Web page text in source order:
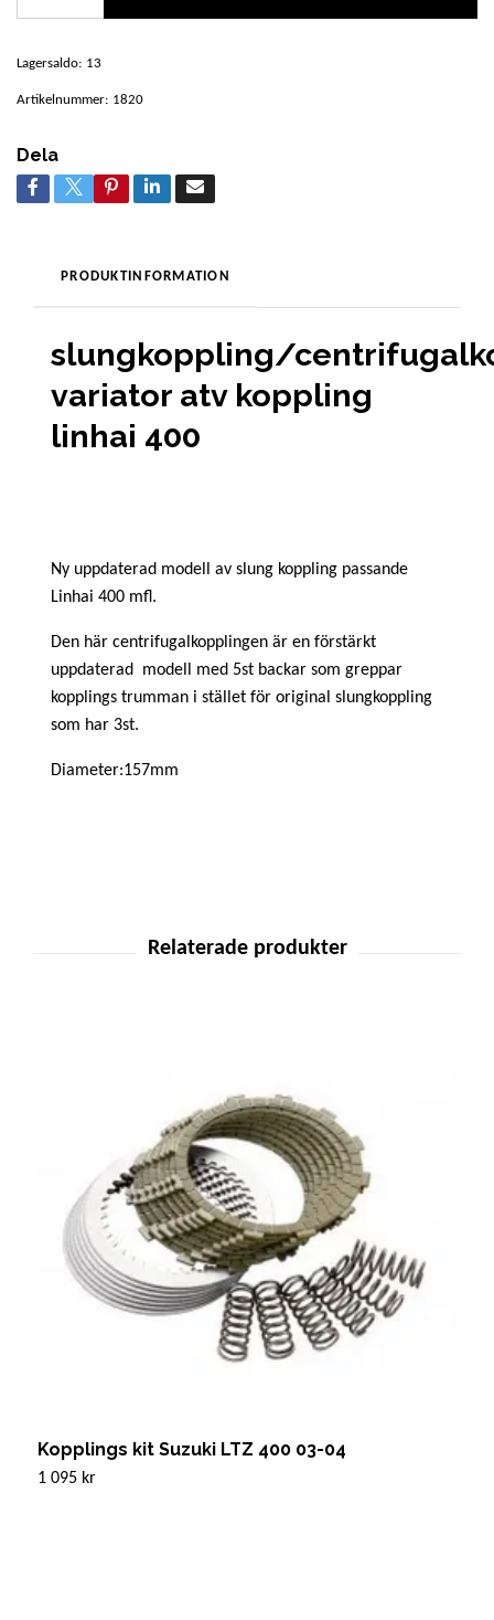
Lagersaldo: 13
Artikelnummer: 1820
Dela
PRODUKTINFORMATION
slungkoppling/
variator atv koppling
linhai 400
Ny uppdaterad modell av slung koppling passande
Linhai 400 mfl.
Den här centrifugalkopplingen är en förstärkt
uppdaterad modell med 5st backar som greppar
kopplings trumman i stället för original slungkoppling
som har 3st.
Diameter:157mm
Kopplings kit Suzuki LTZ 400 03-04
1 095 kr